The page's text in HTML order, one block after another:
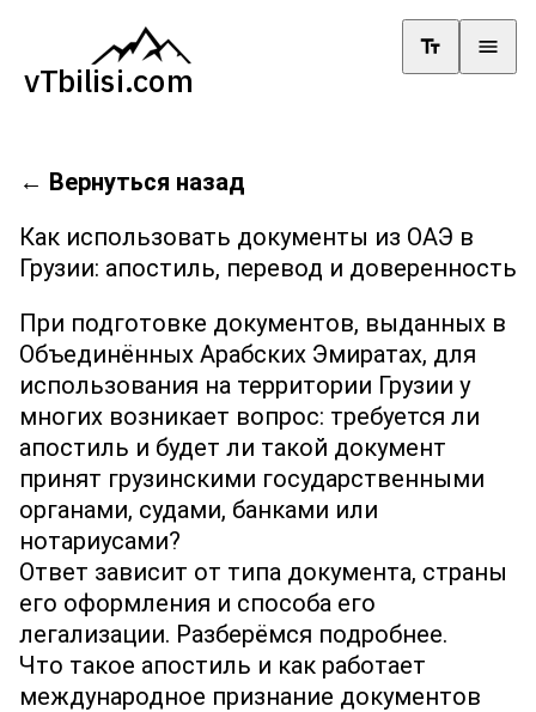
← Вернуться назад
Как использовать документы из ОАЭ в
Грузии: апостиль, перевод и доверенность
При подготовке документов, выданных в
Объединённых Арабских Эмиратах, для
использования на территории Грузии у
многих возникает вопрос: требуется ли
апостиль и будет ли такой документ
принят грузинскими государственными
органами, судами, банками или
нотариусами?
Ответ зависит от типа документа, страны
его оформления и способа его
легализации. Разберёмся подробнее.
Что такое апостиль и как работает
международное признание документов